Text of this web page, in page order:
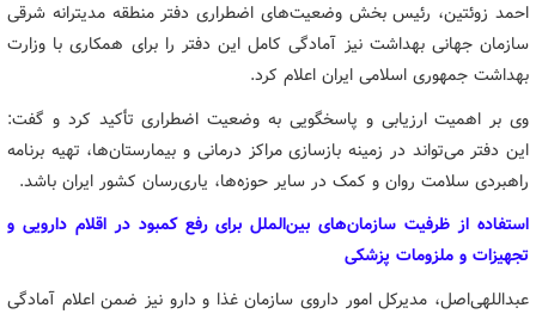
احمد زوئتین، رئیس بخش وضعیت‌های اضطراری دفتر منطقه مدیترانه شرقی
سازمان جهانی بهداشت نیز آمادگی کامل این دفتر را برای همکاری با وزارت
بهداشت جمهوری اسلامی ایران اعلام کرد.
وی بر اهمیت ارزیابی و پاسخگویی به وضعیت اضطراری تأکید کرد و گفت:
این دفتر می‌تواند در زمینه بازسازی مراکز درمانی و بیمارستان‌ها، تهیه برنامه
راهبردی سلامت روان و کمک در سایر حوزه‌ها، یاری‌رسان کشور ایران باشد.
استفاده از ظرفیت سازمان‌های بین‌الملل برای رفع کمبود در اقلام دارویی و
تجهیزات و ملزومات پزشکی
عبداللهی‌اصل، مدیرکل امور داروی سازمان غذا و دارو نیز ضمن اعلام آمادگی